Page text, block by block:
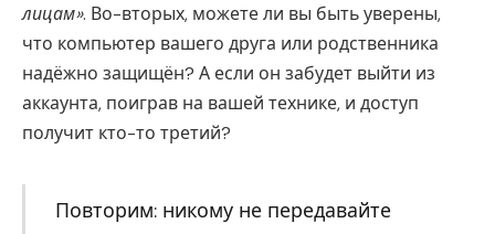
лицам». Во-вторых, можете ли вы быть уверены,
что компьютер вашего друга или родственника
надёжно защищён? А если он забудет выйти из
аккаунта, поиграв на вашей технике, и доступ
получит кто-то третий?
Повторим: никому не передавайте